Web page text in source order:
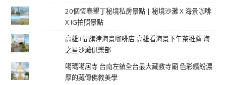
20個恆春墾丁秘境私房景點 | 秘境沙灘 X 海景咖啡
X IG拍照景點
高雄3間旗津海景咖啡店 高雄看海景下午茶推薦 海
之星沙灘俱樂部
噶瑪噶居寺 台南左鎮全台最大藏教寺廟 色彩繽紛濃
厚的藏傳佛教美學